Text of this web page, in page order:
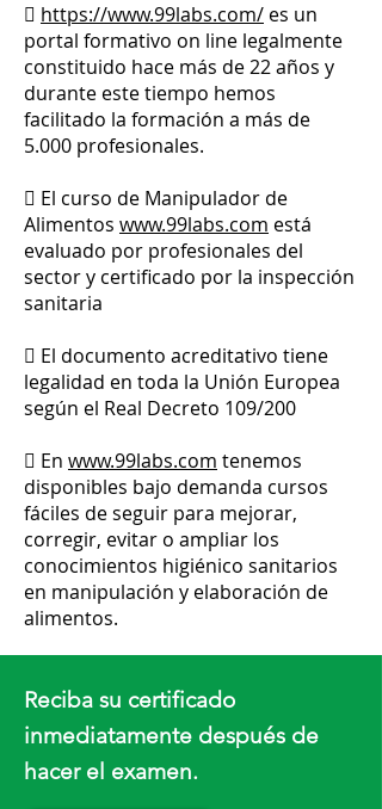
 https://www.99labs.com/ es un
portal formativo on line legalmente
constituido hace más de 22 años y
durante este tiempo hemos
facilitado la formación a más de
5.000 profesionales.
 El curso de Manipulador de
Alimentos www.99labs.com está
evaluado por profesionales del
sector y certificado por la inspección
sanitaria
 El documento acreditativo tiene
legalidad en toda la Unión Europea
según el Real Decreto 109/200
 En www.99labs.com tenemos
disponibles bajo demanda cursos
fáciles de seguir para mejorar,
corregir, evitar o ampliar los
conocimientos higiénico sanitarios
en manipulación y elaboración de
alimentos.
Reciba su certificado
inmediatamente después de
hacer el examen.